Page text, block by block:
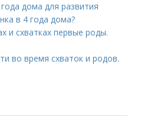
дома для развития
в 4 года дома?
и схватках первые роды.
во время схваток и родов.